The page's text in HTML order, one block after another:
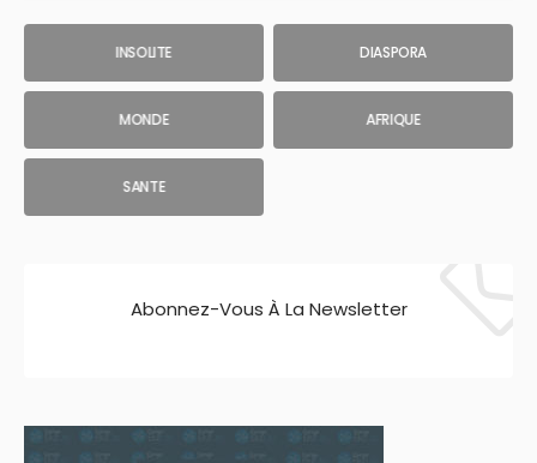
INSOLITE DIASPORA
MONDE AFRIQUE
SANTE
Abonnez-Vous À La Newsletter